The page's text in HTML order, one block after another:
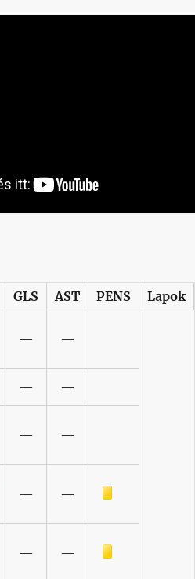
GLS AST PENS Lapok
— —
— —
— —
— —
Sárga lap
— —
Sárga lap